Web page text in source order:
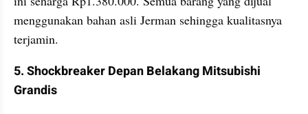
menggunakan bahan asli Jerman sehingga kualitasnya
terjamin.
5. Shockbreaker Depan Belakang Mitsubishi
Grandis